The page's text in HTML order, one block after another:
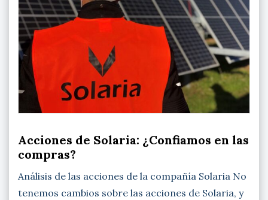
Acciones de Solaria: ¿Confiamos en las
compras?
Análisis de las acciones de la compañía Solaria No
tenemos cambios sobre las acciones de Solaria, y